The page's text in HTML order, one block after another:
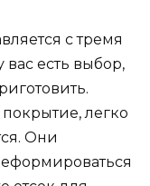
с тремя
есть выбор,
легко
Они